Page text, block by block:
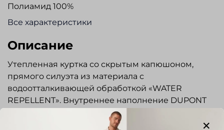
Полиамид 100%
Все характеристики
Описание
Утепленная куртка со скрытым капюшоном,
прямого силуэта из материала с
водоотталкивающей обработкой «WATER
REPELLENT». Внутреннее наполнение DUPONT
SORONA®: полиэфирное микроволокно,
обеспечивает высокую изоляцию от холода и